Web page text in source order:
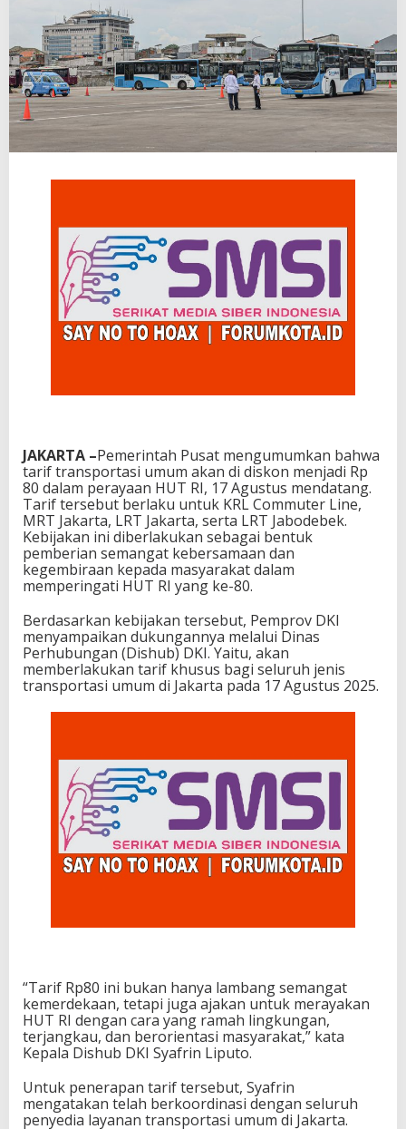
JAKARTA –Pemerintah Pusat mengumumkan bahwa
tarif transportasi umum akan di diskon menjadi Rp
80 dalam perayaan HUT RI, 17 Agustus mendatang.
Tarif tersebut berlaku untuk KRL Commuter Line,
MRT Jakarta, LRT Jakarta, serta LRT Jabodebek.
Kebijakan ini diberlakukan sebagai bentuk
pemberian semangat kebersamaan dan
kegembiraan kepada masyarakat dalam
memperingati HUT RI yang ke-80.
Berdasarkan kebijakan tersebut, Pemprov DKI
menyampaikan dukungannya melalui Dinas
Perhubungan (Dishub) DKI. Yaitu, akan
memberlakukan tarif khusus bagi seluruh jenis
transportasi umum di Jakarta pada 17 Agustus 2025.
“Tarif Rp80 ini bukan hanya lambang semangat
kemerdekaan, tetapi juga ajakan untuk merayakan
HUT RI dengan cara yang ramah lingkungan,
terjangkau, dan berorientasi masyarakat,” kata
Kepala Dishub DKI Syafrin Liputo.
Untuk penerapan tarif tersebut, Syafrin
mengatakan telah berkoordinasi dengan seluruh
penyedia layanan transportasi umum di Jakarta.